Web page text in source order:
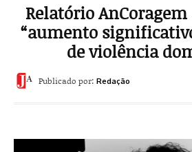
Relatório
“aumento
de violência
Publicado por: Redação